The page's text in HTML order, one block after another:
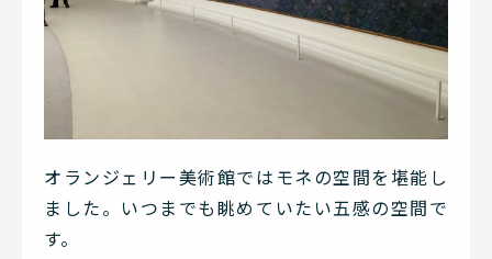
オランジェリー美術館ではモネの空間を堪能し
ました。いつまでも眺めていたい五感の空間で
す。